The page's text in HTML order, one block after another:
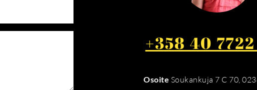
+358 40
Osoite Soukankuja 7 C 70,